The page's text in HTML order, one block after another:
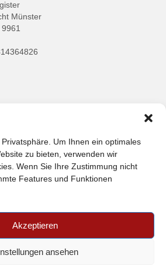
Um Ihnen ein optimales
zu bieten, verwenden wir
Wenn Sie Ihre Zustimmung nicht
Features und Funktionen
Akzeptieren
ansehen
Münster
zur Online-Streitbeilegung